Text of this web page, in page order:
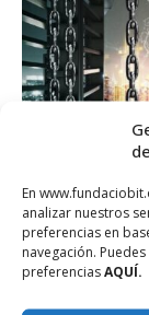
En
analizar nuestros
preferencias en
navegación.
preferenciasAQUÍ.
Blockchain CineTIC